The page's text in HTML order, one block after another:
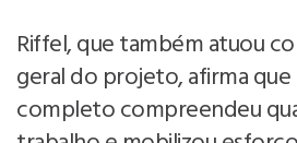
Riffel, que também atuou
geral do projeto, afirma
completo compreendeu